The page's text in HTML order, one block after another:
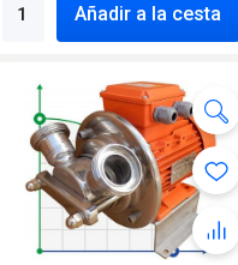
Añadir a la cesta